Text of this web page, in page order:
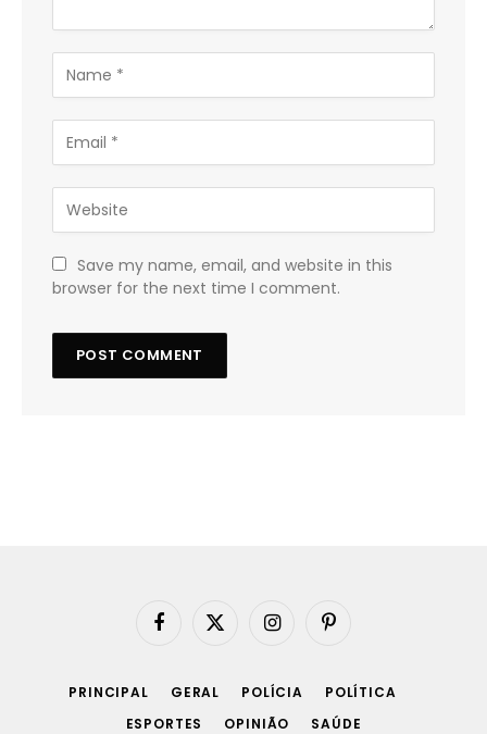
Save my name, email, and website in this
browser for the next time I comment.
Facebook
X
InstagramPinterest
PRINCIPAL GERAL POLÍCIA
POLÍTICA
ESPORTES
OPINIÃO SAÚDE